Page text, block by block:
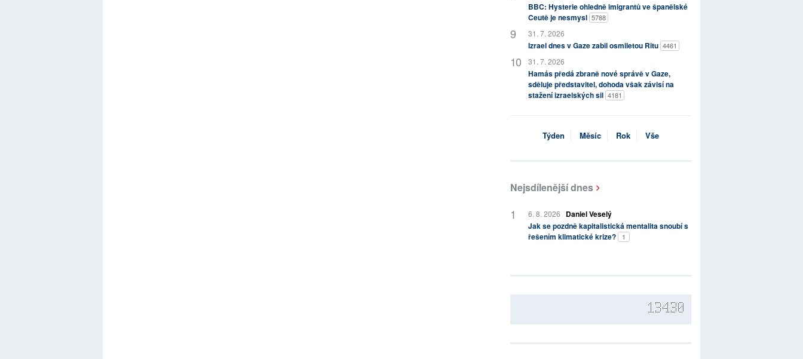
BBC: Hysterie ohledně imigrantů ve španělské
Ceutě je nesmysl 5788
31. 7. 2026
Izrael dnes v Gaze zabil osmiletou Ritu 4461
31. 7. 2026
Hamás předá zbraně nové správě v Gaze,
sděluje představitel, dohoda však závisí na
stažení izraelských sil 4181
Týden Měsíc Rok Vše
Nejsdílenější dnes
6. 8. 2026
Daniel Veselý
Jak se pozdně kapitalistická mentalita snoubí s
řešením klimatické krize?
1
13430